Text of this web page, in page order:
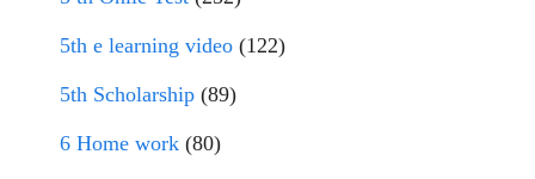
5th e learning video (122)
5th Scholarship (89)
6 Home work (80)